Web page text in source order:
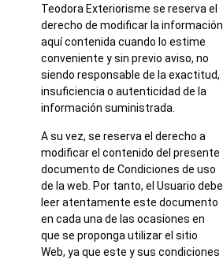
Teodora Exteriorisme se reserva el
derecho de modificar la información
aquí contenida cuando lo estime
conveniente y sin previo aviso, no
siendo responsable de la exactitud,
insuficiencia o autenticidad de la
información suministrada.
A su vez, se reserva el derecho a
modificar el contenido del presente
documento de Condiciones de uso
de la web. Por tanto, el Usuario debe
leer atentamente este documento
en cada una de las ocasiones en
que se proponga utilizar el sitio
Web, ya que este y sus condiciones